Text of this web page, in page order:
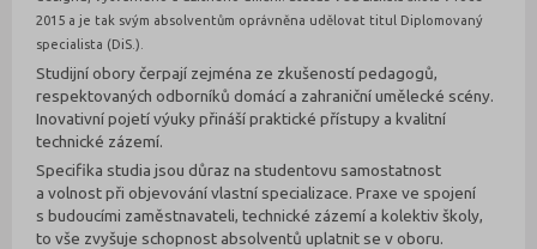
2015 a je tak svým absolventům oprávněna udělovat titul Diplomovaný
specialista (DiS.).
Studijní obory čerpají zejména ze zkušeností pedagogů,
respektovaných odborníků domácí a zahraniční umělecké scény.
Inovativní pojetí výuky přináší praktické přístupy a kvalitní
technické zázemí.
Specifika studia jsou důraz na studentovu samostatnost
a volnost při objevování vlastní specializace. Praxe ve spojení
s budoucími zaměstnavateli, technické zázemí a kolektiv školy,
to vše zvyšuje schopnost absolventů uplatnit se v oboru.